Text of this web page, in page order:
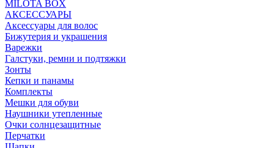
MILOTA BOX
АКСЕССУАРЫ
Аксессуары для волос
Бижутерия и украшения
Варежки
Галстуки, ремни и подтяжки
Зонты
Кепки и панамы
Комплекты
Мешки для обуви
Наушники утепленные
Очки солнцезащитные
Перчатки